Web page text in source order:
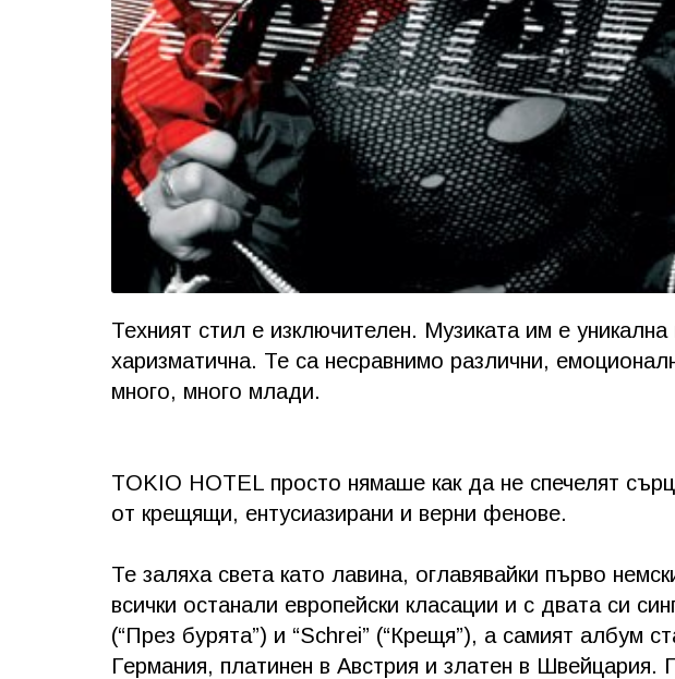
Техният стил е изключителен. Музиката им е уникална
харизматична. Те са несравнимо различни,
много, много млади.
TOKIO HOTEL просто нямаше как да не спечелят
от крещящи, ентусиазирани и верни фенове.
Те заляха света като лавина, оглавявайки първо
всички останали европейски класации и с двата си
(“През бурята”) и “Schrei” (“Крещя”), а самият албум
Германия, платинен в Австрия и златен в Швейцария.